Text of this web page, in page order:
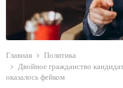
M
E
Главная
Политика
Двойное гражданство
оказалось фейком